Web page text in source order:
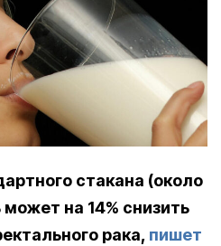
стакана (около
на 14% снизить
рака, пишет